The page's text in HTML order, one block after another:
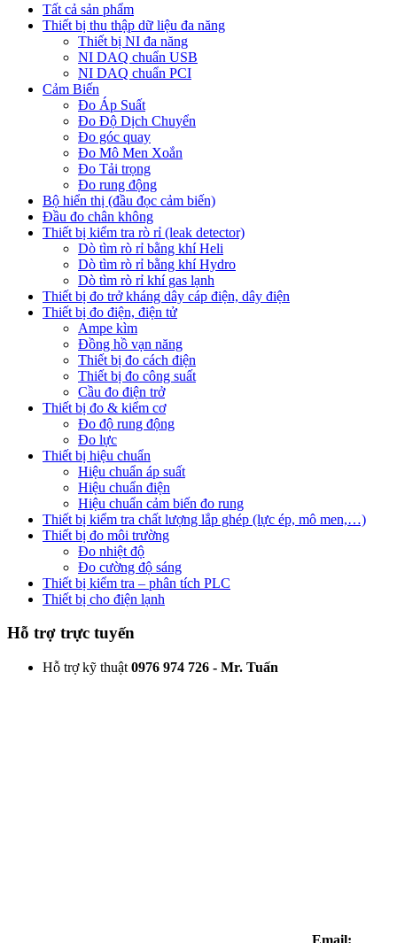
Tất cả sản phẩm
Thiết bị thu thập dữ liệu đa năng
Thiết bị NI đa năng
NI DAQ chuẩn USB
NI DAQ chuẩn PCI
Cảm Biến
Đo Áp Suất
Đo Độ Dịch Chuyển
Đo góc quay
Đo Mô Men Xoắn
Đo Tải trọng
Đo rung động
Bộ hiển thị (đầu đọc cảm biến)
Đầu đo chân không
Thiết bị kiểm tra rò rỉ (leak detector)
Dò tìm rò rỉ bằng khí Heli
Dò tìm rò rỉ bằng khí Hydro
Dò tìm rò rỉ khí gas lạnh
Thiết bị đo trở kháng dây cáp điện, dây điện
Thiết bị đo điện, điện tử
Ampe kìm
Đồng hồ vạn năng
Thiết bị đo cách điện
Thiết bị đo công suất
Cầu đo điện trở
Thiết bị đo & kiểm cơ
Đo độ rung động
Đo lực
Thiết bị hiệu chuẩn
Hiệu chuẩn áp suất
Hiệu chuẩn điện
Hiệu chuẩn cảm biến đo rung
Thiết bị kiểm tra chất lượng lắp ghép (lực ép, mô men,…)
Thiết bị đo môi trường
Đo nhiệt độ
Đo cường độ sáng
Thiết bị kiểm tra – phân tích PLC
Thiết bị cho điện lạnh
Hỗ trợ trực tuyến
Hỗ trợ kỹ thuật 0976 974 726 - Mr. Tuấn